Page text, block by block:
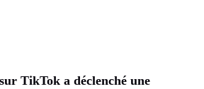
TikTok a déclenché une